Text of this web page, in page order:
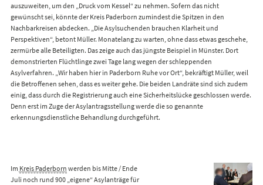
auszuweiten, um den „Druck vom Kessel“ zu nehmen. Sofern das nicht
gewünscht sei, könnte der Kreis Paderborn zumindest die Spitzen in den
Nachbarkreisen abdecken. „Die Asylsuchenden brauchen Klarheit und
Perspektiven“, betont Müller. Monatelang zu warten, ohne dass etwas geschehe,
zermürbe alle Beteiligten. Das zeige auch das jüngste Beispiel in Münster. Dort
demonstrierten Flüchtlinge zwei Tage lang wegen der schleppenden
Asylverfahren. „Wir haben hier in Paderborn Ruhe vor Ort“, bekräftigt Müller, weil
die Betroffenen sehen, dass es weiter gehe. Die beiden Landräte sind sich zudem
einig, dass durch die Registrierung auch eine Sicherheitslücke geschlossen werde.
Denn erst im Zuge der Asylantragsstellung werde die so genannte
erkennungsdienstliche Behandlung durchgeführt.
Im Kreis Paderborn werden bis Mitte / Ende
Juli noch rund 900 „eigene“ Asylanträge für